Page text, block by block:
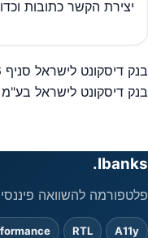
יצירת הקשר כתובות
ניווט
בנק דיסקונט לישראל סניף 156 | סמילנסקי 6, נתניה
בנק דיסקונט לישראל בע"מ | עוזיאל
Ibanks.
פלטפורמה להשוואה
A11y
RTL